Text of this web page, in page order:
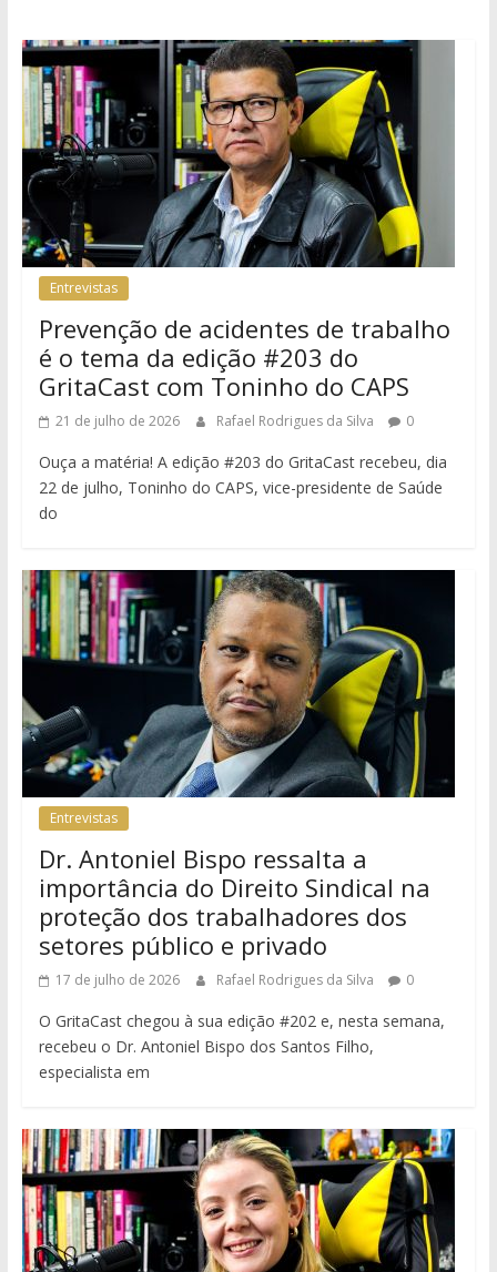
Entrevistas
Prevenção de acidentes de trabalho
é o tema da edição #203 do
GritaCast com Toninho do CAPS
21 de julho de 2026 Rafael Rodrigues da Silva 0
Ouça a matéria! A edição #203 do GritaCast recebeu, dia
22 de julho, Toninho do CAPS, vice-presidente de Saúde
do
Entrevistas
Dr. Antoniel Bispo ressalta a
importância do Direito Sindical na
proteção dos trabalhadores dos
setores público e privado
17 de julho de 2026 Rafael Rodrigues da Silva 0
O GritaCast chegou à sua edição #202 e, nesta semana,
recebeu o Dr. Antoniel Bispo dos Santos Filho,
especialista em